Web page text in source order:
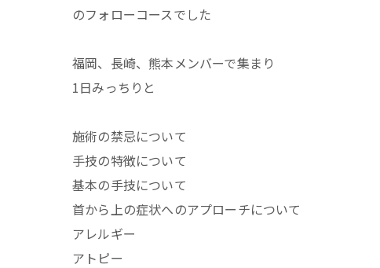
のフォローコースでした
福岡、長崎、熊本メンバーで集まり
1日みっちりと
施術の禁忌について
手技の特徴について
基本の手技について
首から上の症状へのアプローチについて
アレルギー
アトピー